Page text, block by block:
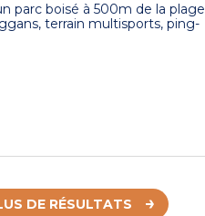
parc boisé à 500m de la plage
terrain multisports, ping-
DE RÉSULTATS